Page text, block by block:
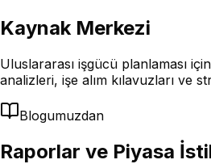
Kaynak Merkezi
Uluslararası işgücü planlaması
analizleri, işe alım kılavuzları ve
Blogumuzdan
Raporlar ve Piyasa